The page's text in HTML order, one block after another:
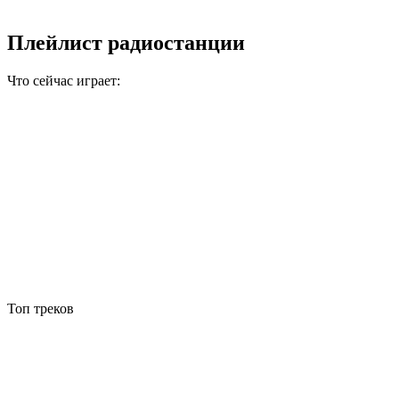
Плейлист радиостанции
Что сейчас играет:
Топ треков